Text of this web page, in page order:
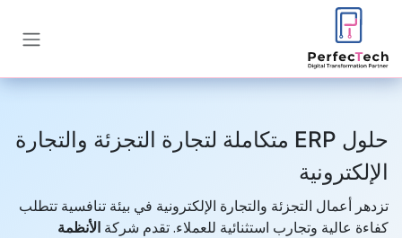
تخطي للذهاب إلى المحتوى
حلول ERP متكاملة لتجارة التجزئة والتجارة
الإلكترونية
تزدهر أعمال التجزئة والتجارة الإلكترونية في بيئة تنافسية تتطلب
كفاءة عالية وتجارب استثنائية للعملاء. تقدم شركة الأنظمة